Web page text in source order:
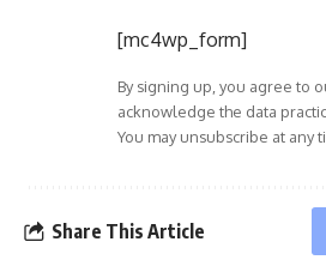
[mc4wp_form]
By signing up, you agree to
acknowledge the data
You may unsubscribe at any
Share This Article